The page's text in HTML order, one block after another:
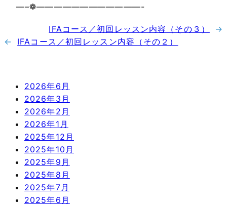
—–❁————————————-
IFAコース／初回レッスン内容（その３）
→
←
IFAコース／初回レッスン内容（その２）
2026年6月
2026年3月
2026年2月
2026年1月
2025年12月
2025年10月
2025年9月
2025年8月
2025年7月
2025年6月